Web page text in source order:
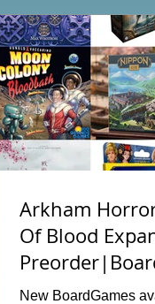
Arkham Horror
Of Blood
Order News
New BoardGames